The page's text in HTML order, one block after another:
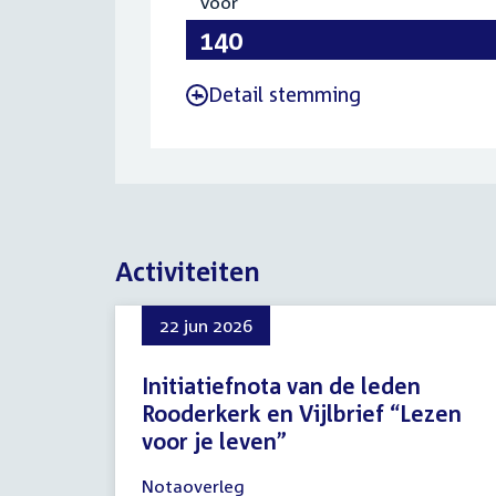
140
- Detail stemming
Activiteiten
22 jun 2026
Initiatiefnota van de leden
Rooderkerk en Vijlbrief “Lezen
voor je leven”
Notaoverleg